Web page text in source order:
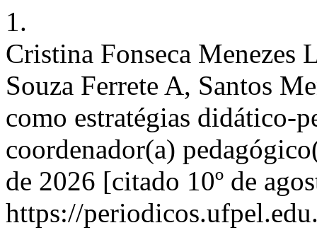
1.
Cristina Fonseca
Souza Ferrete A, Santos
como estratégias didático-
coordenador(a)
de 2026 [citado 10º de
https://